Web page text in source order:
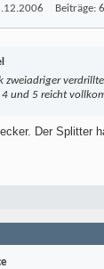
Beiträge:
zweiadriger
4 und 5 reicht
Der Splitter